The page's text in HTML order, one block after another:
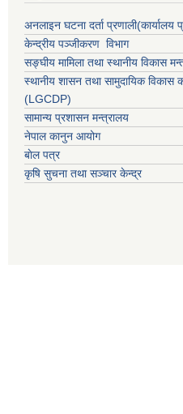
अनलाइन घटना दर्ता प्रणाली(कार्यालय
केन्द्रीय पञ्जीकरण विभाग
सङ्घीय मामिला तथा स्थानीय विकास
स्थानीय शासन तथा सामुदायिक विकास
(LGCDP)
सामान्य प्रशासन मन्त्रालय
नेपाल कानुन आयोग
बाेल पत्र
कृषि सुचना तथा सञ्चार केन्द्र